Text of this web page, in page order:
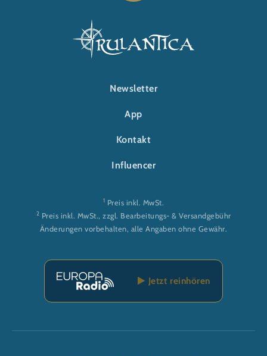
FOOTER-RULANTICA
Newsletter
App
Kontakt
Influencer
1 Preis inkl. MwSt.
2 Preis inkl. MwSt., zzgl. Bearbeitungs- & Versandgebühr
Änderungen vorbehalten, alle Angaben ohne Gewähr.
Jetzt reinhören